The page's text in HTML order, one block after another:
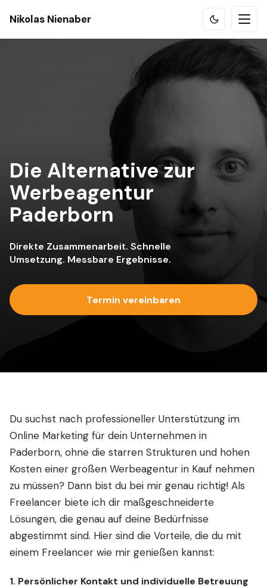
Nikolas Nienaber
Die Alternative zur
Werbeagentur
Paderborn
Direkte Zusammenarbeit. Schnelle
Umsetzung. Messbare Ergebnisse.
Termin vereinbaren
Du suchst nach professioneller Unterstützung im
Online Marketing für dein Unternehmen in
Paderborn, ohne die starren Strukturen und hohen
Kosten einer großen Werbeagentur in Kauf nehmen
zu müssen? Dann bist du bei mir genau richtig! Als
Freelancer biete ich dir maßgeschneiderte
Lösungen, die genau auf deine Bedürfnisse
abgestimmt sind. Hier sind die Vorteile, die du mit
einem Freelancer wie mir genießen kannst:
1. Persönlicher Kontakt und individuelle Betreuung